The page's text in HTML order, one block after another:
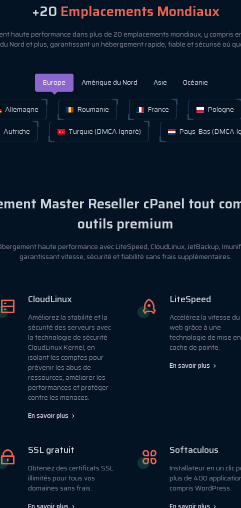
+20 Emplacements Mondiaux
haute performance dans plus de 20 emplacements mondiaux, y compris
Nord et plus, garantissant un hébergement rapide, fiable et sécurisé où
Europe Amérique du Nord Asie Océanie
Allemagne Roumanie France Pologne
Autriche
Turquie (DMCA Ignoré) Pays-Bas (DMCA
Master Reseller cPanel tout
outils premium
haute performance avec LiteSpeed, CloudLinux, JetBackup,
garantissant vitesse, sécurité et fiabilité sans frais supplémentaires.
CloudLinux
Améliorez la stabilité et la
sécurité des serveurs avec
la technologie de sécurité
CloudLinux Kernel, en
isolant les comptes pour
prévenir les abus de
ressources, améliorer les
performances et protéger
contre les menaces.
En savoir plus
LiteSpeed
Accélérez la vitesse
web grâce à une
technologie de mise en
cache de pointe.
En savoir plus
SSL gratuit
Obtenez des certificats SSL
illimités pour tous vos
domaines sans frais.
Softaculous
Installateur en un clic
plus de 400
compris WordPress.